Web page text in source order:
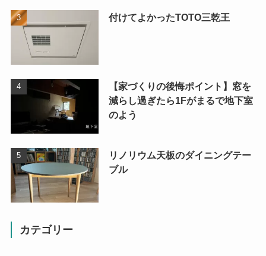
付けてよかったTOTO三乾王
【家づくりの後悔ポイント】窓を
減らし過ぎたら1Fがまるで地下室
のよう
リノリウム天板のダイニングテー
ブル
カテゴリー